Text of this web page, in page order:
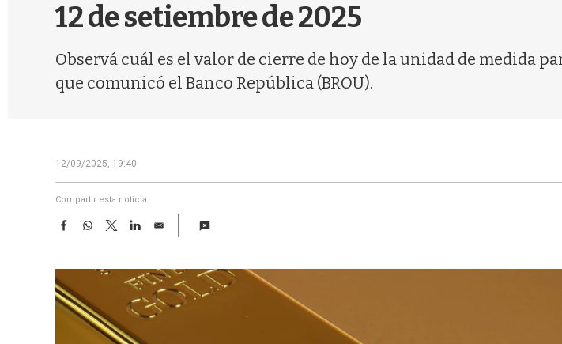
12 de setiembre de 2025
Observá cuál es el valor de cierre de hoy de la unidad de medida
que comunicó el Banco República (BROU).
12/09/2025, 19:40
Compartir esta noticia
F
e
b
o
o
W
t
A
p
p
T
w
t
L
k
e
d
I
E
i
l